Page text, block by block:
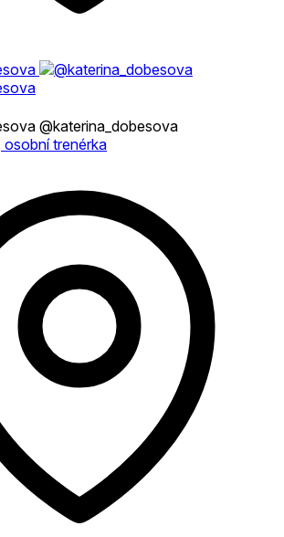
@katerina_dobesova
osobní trenérka